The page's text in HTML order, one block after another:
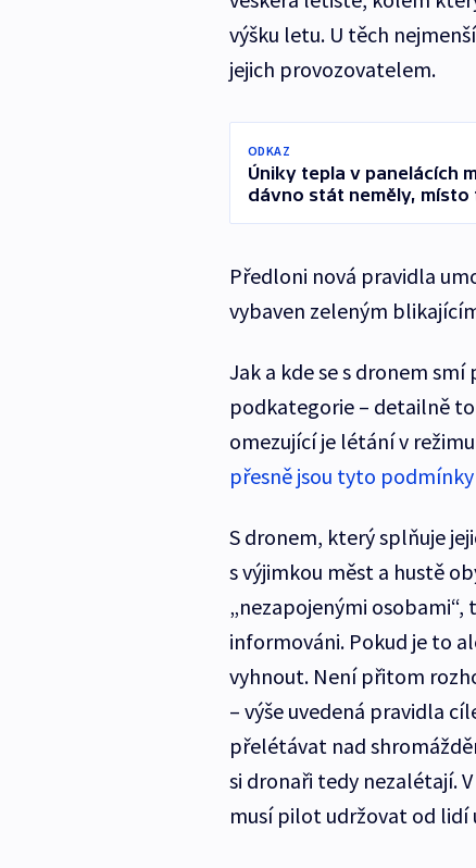
výšku letu. U těch
jejich provozovatelem.
ODKAZ
Úniky tepla v panelácích
dávno stát neměly,
Předloni nová pravidla
vybaven zeleným
Jak a kde se s dronem
podkategorie – detailně to
omezující je létání v
přesně jsou tyto
S dronem, který splňuje
s výjimkou měst a hustě
„nezapojenými
informováni. Pokud je to
vyhnout. Není přitom
– výše uvedená pravidla
přelétávat nad
si dronaři tedy nezalétají.
musí pilot udržovat od lidí